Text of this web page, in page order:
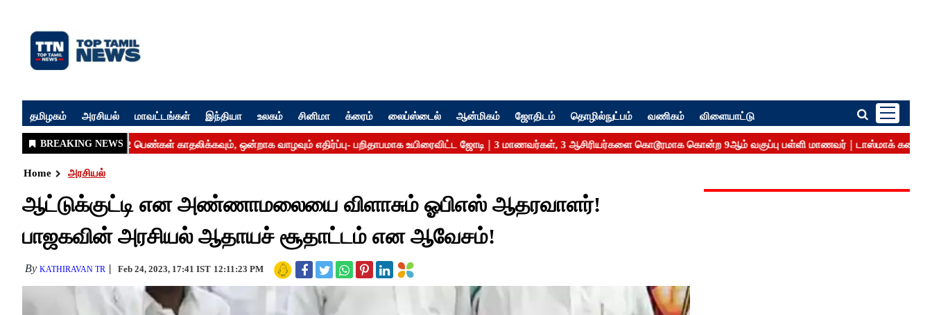
தமிழகம் அரசியல் மாவட்டங்கள் இந்தியா உலகம் சினிமா க்ரைம் லைப்ஸ்டைல் ஆன்மிகம் ஜோதிடம் தொழில்நுட்பம் வணிகம் விளையாட்டு
Home அரசியல்
ஆட்டுக்குட்டி என அண்ணாமலையை விளாசும் ஓபிஎஸ் ஆதரவாளர்!
பாஜகவின் அரசியல் ஆதாயச் சூதாட்டம் என ஆவேசம்!
By KATHIRAVAN TR Feb 24, 2023, 17:41 IST 12:11:23 PM